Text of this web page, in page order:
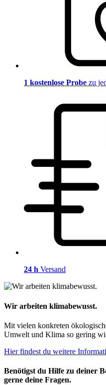
1 kostenlose Probe zu
24 h Versand
Wir arbeiten klimabewusst.
Mit vielen konkreten
Umwelt und Klima so gering
Hier findest du weitere
Benötigst du Hilfe zu deiner
gerne deine Fragen.